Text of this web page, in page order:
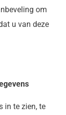
om
u van deze
in te zien, te